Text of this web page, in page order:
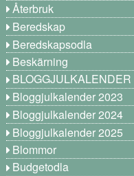
Återbruk
Beredskap
Beredskapsodla
Beskärning
BLOGGJULKALENDER
Bloggjulkalender 2023
Bloggjulkalender 2024
Bloggjulkalender 2025
Blommor
Budgetodla